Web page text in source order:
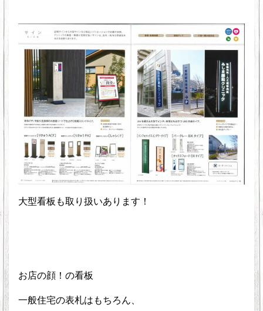
大型看板も取り扱いあります！
お店の顔！の看板
一般住宅の表札はもちろん、